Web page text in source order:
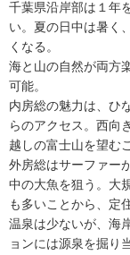
千葉県沿岸部は１年
い。夏の日中は暑く
くなる。
海と山の自然が両方
可能。
内房総の魅力は、ひ
らのアクセス。西向
越しの富士山を望む
外房総はサーファー
中の大魚を狙う。大
も多いことから、定
温泉は少ないが、海
ョンには源泉を掘り